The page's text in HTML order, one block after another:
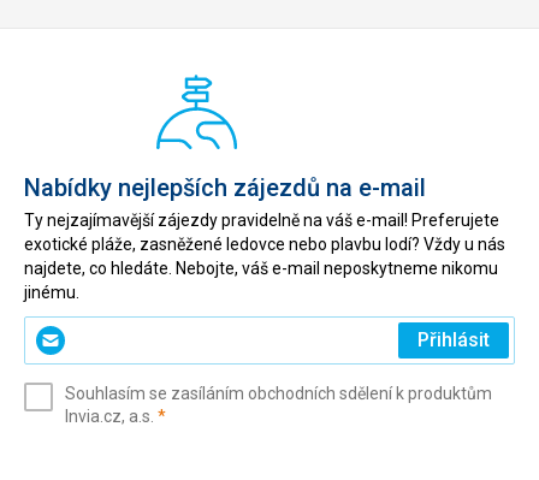
Nabídky nejlepších zájezdů na e-mail
Ty nejzajímavější zájezdy pravidelně na váš e-mail! Preferujete
exotické pláže, zasněžené ledovce nebo plavbu lodí? Vždy u nás
najdete, co hledáte. Nebojte, váš e-mail neposkytneme nikomu
jinému.
Zadejte
svůj
(povinné)
Přihlásit
Souhlasím se zasíláním obchodních sdělení k produktům
Invia.cz, a.s. *(povinné)